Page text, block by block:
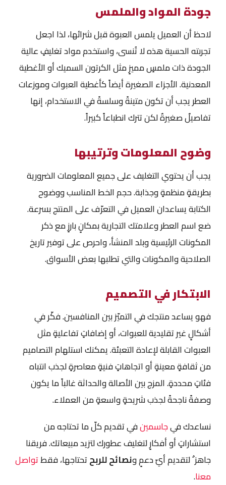
جودة المواد والملمس
لاحظ أن العميل يلمس العبوة قبل شرائها، لذا اجعل
تجربته الحسية هذه لا تُنسى، واستخدم مواد تغليفٍ عالية
الجودة ذات ملمسٍ مميزٍ مثل الكرتون السميك أو الأغطية
المعدنية. الأجزاء الصغيرة أيضاً كأغطية العبوات وموزعات
العطر يجب أن تكون متينةً وسلسةً في الاستخدام، إنها
تفاصيلٌ صغيرةٌ لكن تترك انطباعاً كبيراً.
وضوح المعلومات وترتيبها
يجب أن يحتوي التغليف على جميع المعلومات الضرورية
بطريقةٍ منظمةٍ وجذابة. حجم الخط المناسب ووضوح
الكتابة يساعدان العميل في التعرّف على المنتج بسرعة.
ضع اسم العطر وعلامتك التجارية بمكانٍ بارزٍ مع ذكر
المكونات الرئيسية وبلد المنشأ، واحرص على توفير تاريخ
الصلاحية والمكونات والتي تطلبها بعض الأسواق.
الابتكار في التصميم
فهو يساعد منتجك في التميّز بين المنافسين. فكّر في
أشكالٍ غير تقليدية للعبوات، أو إضافاتٍ تفاعليةٍ مثل
العبوات القابلة لإعادة التعبئة. يمكنك استلهام التصاميم
من ثقافةٍ معينةٍ أو اتجاهاتٍ فنيةٍ معاصرةٍ لجذب انتباه
فئاتٍ محددةٍ. المزج بين الأصالة والحداثة غالباً ما يكون
وصفةً ناجحةً لجذب شريحةٍ واسعةٍ من العملاء.
نساعدك فيجاسمينفي تقديم كلّ ما تحتاجه من
استشاراتٍ أو أفكارٍ لتغليف عطورك لتزيد مبيعاتك. فريقنا
جاهز ٌ لتقديم أيّ دعمٍ ونصائح للربحتحتاجها، فقطتواصل
معنا.